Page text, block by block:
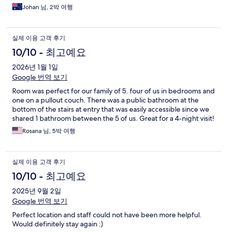
Johan 님, 2박 여행
실제 이용 고객 후기
10/10 - 최고예요
2026년 1월 1일
Google 번역 보기
Room was perfect for our family of 5. four of us in bedrooms and
one on a pullout couch. There was a public bathroom at the
bottom of the stairs at entry that was easily accessible since we
shared 1 bathroom between the 5 of us. Great for a 4-night visit!
Rosana 님, 5박 여행
실제 이용 고객 후기
10/10 - 최고예요
2025년 9월 2일
Google 번역 보기
Perfect location and staff could not have been more helpful.
Would definitely stay again :)